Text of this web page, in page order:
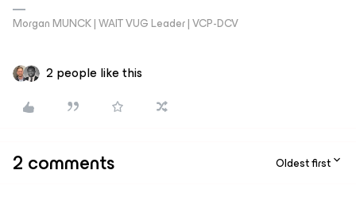
Morgan MUNCK | WAIT VUG Leader | VCP-DCV
2 people like this
2 comments Oldest first